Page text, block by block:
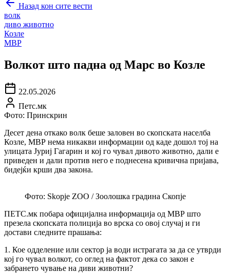
Назад кон сите вести
волк
диво животно
Козле
МВР
Волкот што падна од Марс во Козле
22.05.2026
Петс.мк
Фото: Принскрин
Десет дена откако волк беше заловен во скопската населба
Козле, МВР нема никакви информации од каде дошол тој на
улицата Јуриј Гагарин и кој го чувал дивото животно, дали е
приведен и дали против него е поднесена кривична пријава,
бидејќи крши два закона.
Фото: Skopje ZOO / Зоолошка градина Скопје
ПЕТС.мк побара официјална информација од МВР што
презела скопската полиција во врска со овој случај и ги
достави следните прашања:
1. Кое одделение или сектор ја води истрагата за да се утврди
кој го чувал волкот, со оглед на фактот дека со закон е
забрането чување на диви животни?